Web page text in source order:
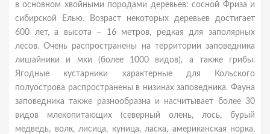
в основном хвойными породами деревьев: сосной Фриза и
сибирской Елью. Возраст некоторых деревьев достигает
600 лет, а высота – 16 метров, редкая для заполярных
лесов. Очень распространены на территории заповедника
лишайники и мхи (более 1000 видов), а также грибы.
Ягодные кустарники характерные для Кольского
полуострова распространены в низинах заповедника. Фауна
заповедника также разнообразна и насчитывает более 30
видов млекопитающих (северный олень, лось, бурый
медведь, волк, лисица, куница, ласка, американская норка,